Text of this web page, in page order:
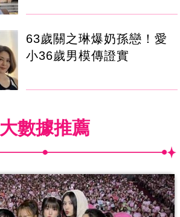
63歲關之琳爆奶孫戀！愛
小36歲男模傳證實
大數據推薦